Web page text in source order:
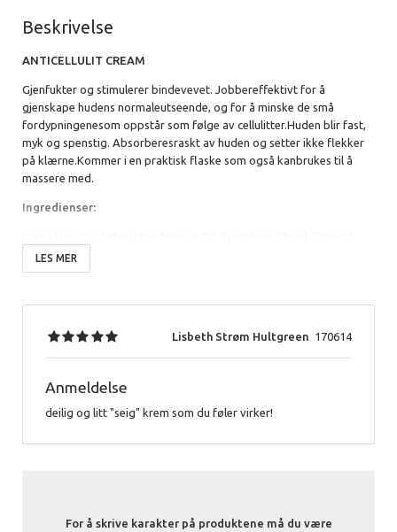
Beskrivelse
ANTICELLULIT CREAM
Gjenfukter og stimulerer bindevevet. Jobbereffektivt for å
gjenskape hudens normaleutseende, og for å minske de små
fordypningenesom oppstår som følge av cellulitter.Huden blir fast,
myk og spenstig. Absorberesraskt av huden og setter ikke flekker
på klærne.Kommer i en praktisk flaske som også kanbrukes til å
massere med.
Ingredienser:
Stearate, Ceteth-20, Petrolatum, Cetyl Palmitate, Cetyl Alcohol,
Cetearyl Alcohol, Sorbitan Stearate, PEG-75 Lanolin, Pentarethytrilyl
Arvense Extract, Centella Asiatica Extract, Caffeine, Daucus Carota
Citruc Medica Limonum Extract, Dead Sea Salt, Aloe Barbadensis
Gel, Hyaluronic Acid, Tocopheryl Acetate (vitamin E), Imidazolidinyl
LES MER
For å skrive karakter på produktene må du være
170614
Lisbeth Strøm Hultgreen
Anmeldelse
deilig og litt "seig" krem som du føler virker!